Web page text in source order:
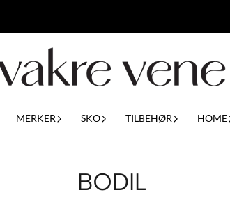
MERKER SKO TILBEHØR HOME
BODIL